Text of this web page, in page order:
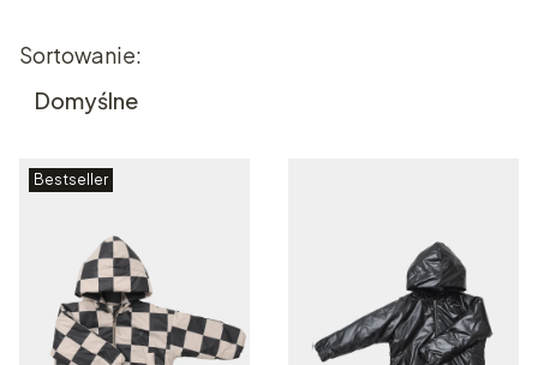
Lista produktów
Sortowanie:
Domyślne
Bestseller